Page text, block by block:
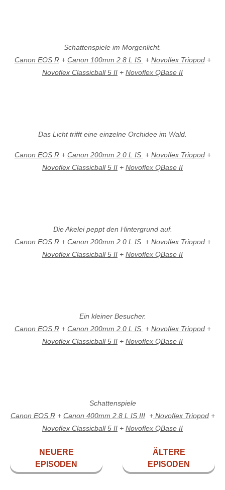
Schattenspiele im Morgenlicht.
Canon EOS R+ Canon 100mm 2.8 L IS + Novoflex Triopod+
Novoflex Classicball 5 II + Novoflex QBase II
Das Licht trifft eine einzelne Orchidee im Wald.
Canon EOS R+ Canon 200mm 2.0L IS + Novoflex Triopod+
Novoflex Classicball 5 II + Novoflex QBase II
Die Akelei peppt den Hintergrund auf.
Canon EOS R+ Canon 200mm 2.0L IS + Novoflex Triopod+
Novoflex Classicball 5 II + Novoflex QBase II
Ein kleiner Besucher.
Canon EOS R+ Canon 200mm 2.0L IS + Novoflex Triopod+
Novoflex Classicball 5 II + Novoflex QBase II
Schattenspiele
Canon EOS R+ Canon 400mm 2.8 L IS III+Novoflex Triopod+
Novoflex Classicball 5 II + Novoflex QBase II
NEUERE
EPISODEN
ÄLTERE
EPISODEN